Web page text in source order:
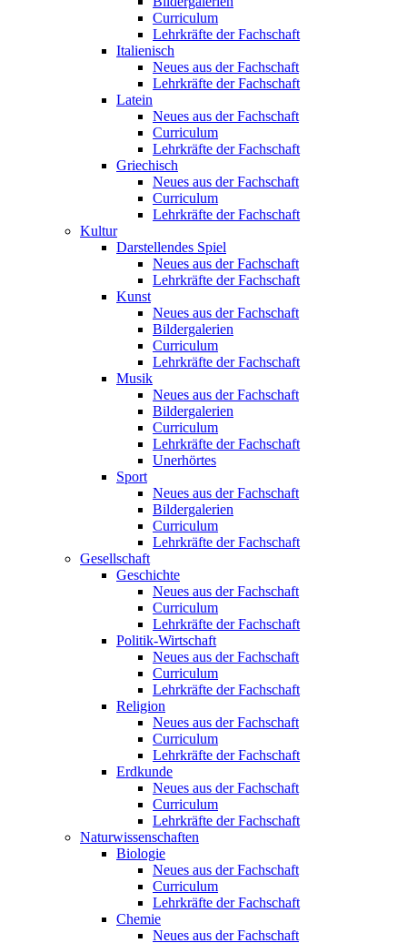
Curriculum
Lehrkräfte der Fachschaft
Italienisch
Neues aus der Fachschaft
Lehrkräfte der Fachschaft
Latein
Neues aus der Fachschaft
Curriculum
Lehrkräfte der Fachschaft
Griechisch
Neues aus der Fachschaft
Curriculum
Lehrkräfte der Fachschaft
Kultur
Darstellendes Spiel
Neues aus der Fachschaft
Lehrkräfte der Fachschaft
Kunst
Neues aus der Fachschaft
Bildergalerien
Curriculum
Lehrkräfte der Fachschaft
Musik
Neues aus der Fachschaft
Bildergalerien
Curriculum
Lehrkräfte der Fachschaft
Unerhörtes
Sport
Neues aus der Fachschaft
Bildergalerien
Curriculum
Lehrkräfte der Fachschaft
Gesellschaft
Geschichte
Neues aus der Fachschaft
Curriculum
Lehrkräfte der Fachschaft
Politik-Wirtschaft
Neues aus der Fachschaft
Curriculum
Lehrkräfte der Fachschaft
Religion
Neues aus der Fachschaft
Curriculum
Lehrkräfte der Fachschaft
Erdkunde
Neues aus der Fachschaft
Curriculum
Lehrkräfte der Fachschaft
Naturwissenschaften
Biologie
Neues aus der Fachschaft
Curriculum
Lehrkräfte der Fachschaft
Chemie
Neues aus der Fachschaft